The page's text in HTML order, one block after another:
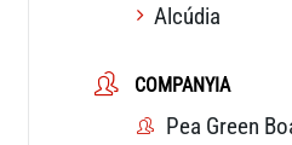
Alcúdia
COMPANYIA
Pea Green